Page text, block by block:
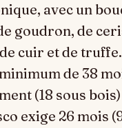
avec un
goudron, de
cuir et de
de 38
(18 sous bois)
exige 26 mois